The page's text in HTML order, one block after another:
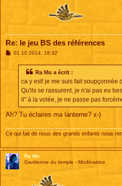
Re: le jeu BS des références
M01 10 2014, 18:32
Ra Mu a écrit :
ca y est! je me suis fait soupçonnée
Qu'ils se rassurent, je n'ai pas eu
il" à la volée, je ne passe pas
Ah? Tu éclaires ma lanterne? x-)
Ce qui fait de nous des grands enfants nous
Ra Mu
Gardienne du temple - Modératrice